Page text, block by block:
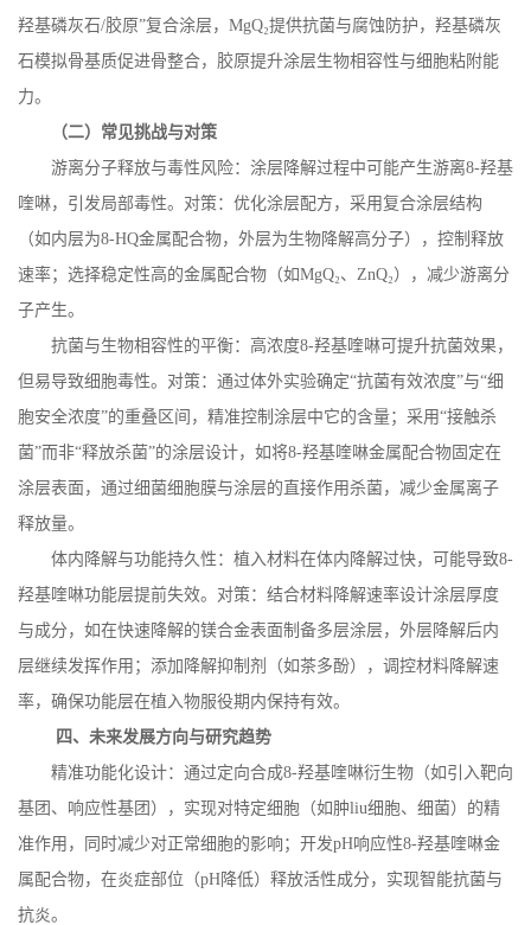
羟基磷灰石/胶原”复合涂层， MgQ₂提供抗菌与腐蚀防护，羟基磷灰
石模拟骨基质促进骨整合，胶原提升涂层生物相容性与细胞粘附能
力。
（二）常见挑战与对策
游离分子释放与毒性风险：涂层降解过程中可能产生游离8-羟基
喹啉，引发局部毒性。对策：优化涂层配方，采用复合涂层结构
（如内层为8-HQ金属配合物，外层为生物降解高分子），控制释放
速率；选择稳定性高的金属配合物（如MgQ₂、 ZnQ₂），减少游离分
子产生。
抗菌与生物相容性的平衡：高浓度8-羟基喹啉可提升抗菌效果，
但易导致细胞毒性。对策：通过体外实验确定“抗菌有效浓度”与“细
胞安全浓度”的重叠区间，精准控制涂层中它的含量；采用“接触杀
菌”而非“释放杀菌”的涂层设计，如将8-羟基喹啉金属配合物固定在
涂层表面，通过细菌细胞膜与涂层的直接作用杀菌，减少金属离子
释放量。
体内降解与功能持久性：植入材料在体内降解过快，可能导致8-
羟基喹啉功能层提前失效。对策：结合材料降解速率设计涂层厚度
与成分，如在快速降解的镁合金表面制备多层涂层，外层降解后内
层继续发挥作用；添加降解抑制剂（如茶多酚），调控材料降解速
率，确保功能层在植入物服役期内保持有效。
四、未来发展方向与研究趋势
精准功能化设计：通过定向合成8-羟基喹啉衍生物（如引入靶向
基团、响应性基团），实现对特定细胞（如肿liu细胞、细菌）的精
准作用，同时减少对正常细胞的影响；开发pH响应性8-羟基喹啉金
属配合物，在炎症部位（pH降低）释放活性成分，实现智能抗菌与
抗炎。